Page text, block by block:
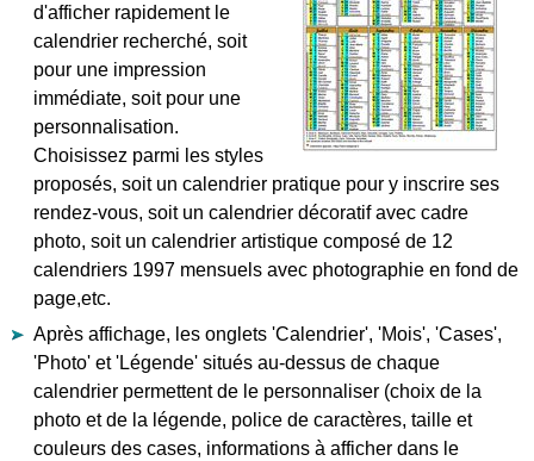
d'afficher rapidement le
calendrier recherché, soit
pour une impression
immédiate, soit pour une
personnalisation.
Choisissez parmi les styles
proposés, soit un calendrier pratique pour y inscrire ses
rendez-vous, soit un calendrier décoratif avec cadre
photo, soit un calendrier artistique composé de 12
calendriers 1997 mensuels avec photographie en fond de
page,etc.
Après affichage, les onglets 'Calendrier', 'Mois', 'Cases',
'Photo' et 'Légende' situés au-dessus de chaque
calendrier permettent de le personnaliser (choix de la
photo et de la légende, police de caractères, taille et
couleurs des cases, informations à afficher dans le